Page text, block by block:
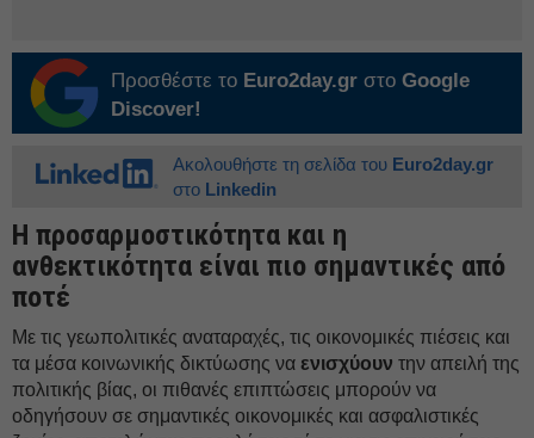
Προσθέστε το Euro2day.gr στο Google
Discover!
Ακολουθήστε τη σελίδα του Euro2day.gr
στο Linkedin
Η προσαρμοστικότητα και η
ανθεκτικότητα είναι πιο σημαντικές από
ποτέ
Με τις γεωπολιτικές αναταραχές, τις οικονομικές πιέσεις και
τα μέσα κοινωνικής δικτύωσης να ενισχύουν την απειλή της
πολιτικής βίας, οι πιθανές επιπτώσεις μπορούν να
οδηγήσουν σε σημαντικές οικονομικές και ασφαλιστικές